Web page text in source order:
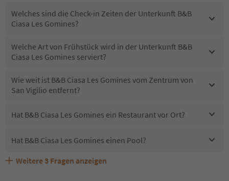
Welches sind die Check-in Zeiten der Unterkunft B&B
Ciasa Les Gomines?
Welche Art von Frühstück wird in der Unterkunft B&B
Ciasa Les Gomines serviert?
Wie weit ist B&B Ciasa Les Gomines vom Zentrum von
San Vigilio entfernt?
Hat B&B Ciasa Les Gomines ein Restaurant vor Ort?
Hat B&B Ciasa Les Gomines einen Pool?
Sind Haustiere in der Unterkunft B&B Ciasa Les Gomines
Welche Services bietet B&B Ciasa Les Gomines?
Erhalten die Gäste von B&B Ciasa Les Gomines einen
Weitere 3 Fragen anzeigen